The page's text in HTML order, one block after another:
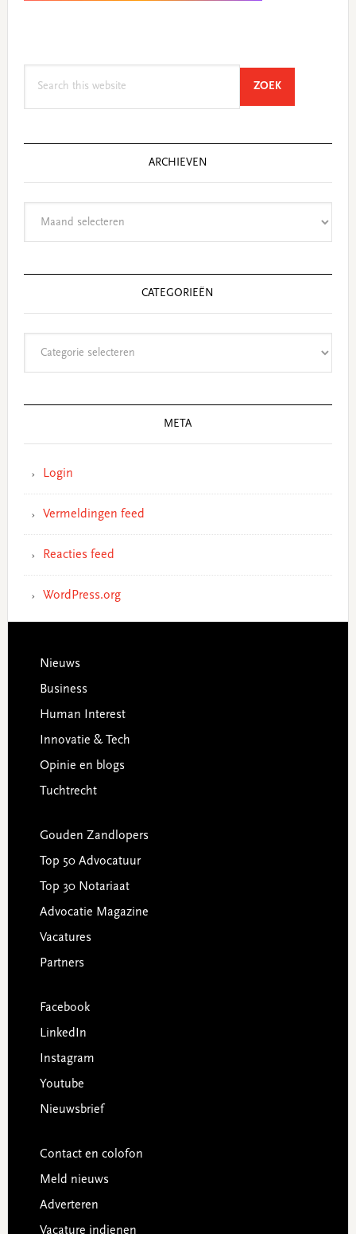
ZOEKSEARCH
ARCHIEVEN
CATEGORIEËN
META
Login
Vermeldingen feed
Reacties feed
WordPress.org
Footer
Nieuws
Business
Human Interest
Innovatie & Tech
Opinie en blogs
Tuchtrecht
Gouden Zandlopers
Top 50 Advocatuur
Top 30 Notariaat
Advocatie Magazine
Vacatures
Partners
Facebook
LinkedIn
Instagram
Youtube
Nieuwsbrief
Contact en colofon
Meld nieuws
Adverteren
Vacature indienen